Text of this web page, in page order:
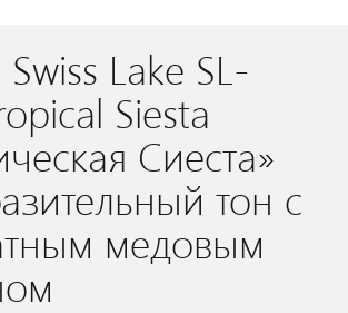
Lake SL-
Siesta
Сиеста»
тон с
медовым